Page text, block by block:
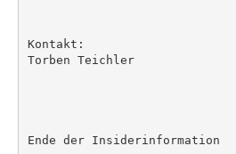
Kontakt:
Torben Teichler
Ende der Insiderinformation